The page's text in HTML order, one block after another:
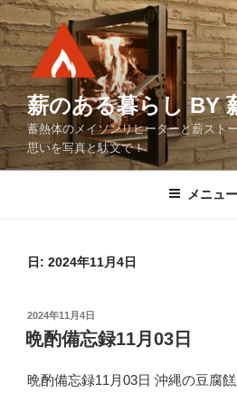
コ
ン
テ
ン
ツ
へ
キ
薪のある暮らし BY
蓄熱体のメイソンリヒーターと薪スト
思いを写真と駄文で！
メニュー
日: 2024年11月4日
投
稿
日:
2024年11月4日
晩酌備忘録11月03日
晩酌備忘録11月03日 沖縄の豆腐